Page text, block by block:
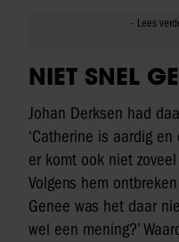
NIET SNEL
Johan Derksen had
‘Catherine is aardig
er komt ook niet
Volgens hem
Genee was het daar
wel een mening?’